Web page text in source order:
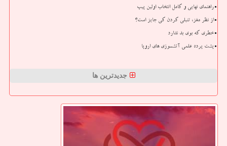
راهنمای نهایی و کامل انتخاب اولین پیپ
از نظر مغز، تنبلی کردن کی جایز است؟
خطری که بوی بد ندارد
پشت پرده علمی آتشسوزی های اروپا
جدیدترین ها